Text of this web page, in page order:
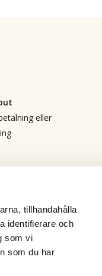
tillhandahålla
identifierare och
som vi
som du har
eller